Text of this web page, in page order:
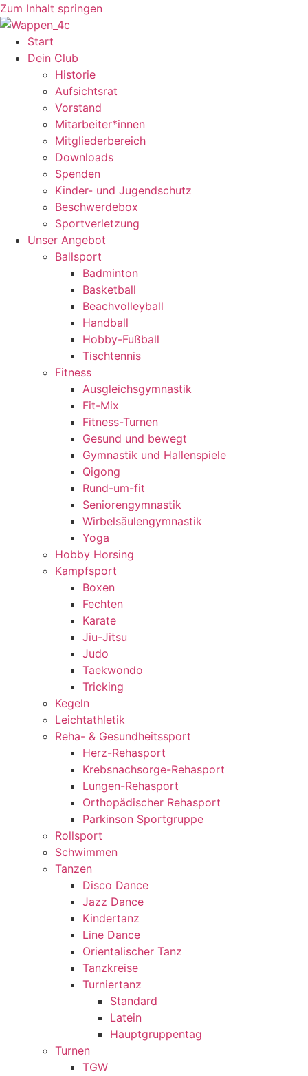
Zum Inhalt springen
Start
Dein Club
Historie
Aufsichtsrat
Vorstand
Mitarbeiter*innen
Mitgliederbereich
Downloads
Spenden
Kinder- und Jugendschutz
Beschwerdebox
Sportverletzung
Unser Angebot
Ballsport
Badminton
Basketball
Beachvolleyball
Handball
Hobby-Fußball
Tischtennis
Fitness
Ausgleichsgymnastik
Fit-Mix
Fitness-Turnen
Gesund und bewegt
Gymnastik und Hallenspiele
Qigong
Rund-um-fit
Seniorengymnastik
Wirbelsäulengymnastik
Yoga
Hobby Horsing
Kampfsport
Boxen
Fechten
Karate
Jiu-Jitsu
Judo
Taekwondo
Tricking
Kegeln
Leichtathletik
Reha- & Gesundheitssport
Herz-Rehasport
Krebsnachsorge-Rehasport
Lungen-Rehasport
Orthopädischer Rehasport
Parkinson Sportgruppe
Rollsport
Schwimmen
Tanzen
Disco Dance
Jazz Dance
Kindertanz
Line Dance
Orientalischer Tanz
Tanzkreise
Turniertanz
Standard
Latein
Hauptgruppentag
Turnen
TGW